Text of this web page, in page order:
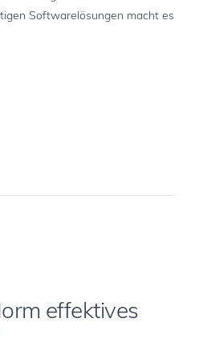
Softwarelösungen macht es
effektives